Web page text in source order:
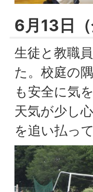
6月13日
生徒と教職
た。校庭の
も安全に気
天気が少し
を追い払っ